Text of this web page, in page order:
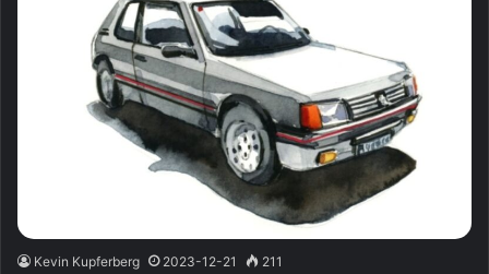
Kevin Kupferberg 2023-12-21 211